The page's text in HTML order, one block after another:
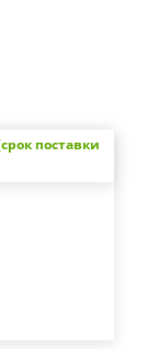
поставки